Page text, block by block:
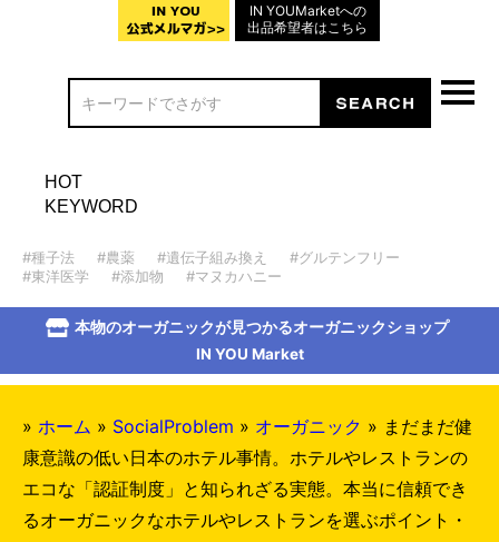
IN YOUMarketへの
出品希望者はこちら
HOT
KEYWORD
#種子法 #農薬 #遺伝子組み換え
#グルテンフリー
#東洋医学
#添加物 #マヌカハニー
本物のオーガニックが見つかるオーガニックショップ
IN YOU Market
» ホーム » SocialProblem » オーガニック » まだまだ健
康意識の低い日本のホテル事情。ホテルやレストランの
エコな「認証制度」と知られざる実態。本当に信頼でき
るオーガニックなホテルやレストランを選ぶポイント・